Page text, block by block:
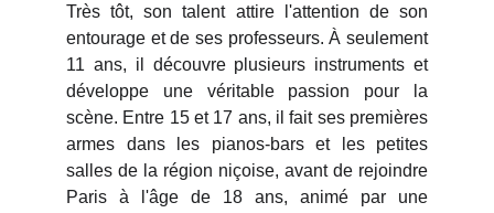
Très tôt, son talent attire l'attention de son
entourage et de ses professeurs. À seulement
11 ans, il découvre plusieurs instruments et
développe une véritable passion pour la
scène. Entre 15 et 17 ans, il fait ses premières
armes dans les pianos-bars et les petites
salles de la région niçoise, avant de rejoindre
Paris à l'âge de 18 ans, animé par une